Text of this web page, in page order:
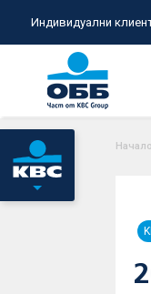
Индивидуални
Начало